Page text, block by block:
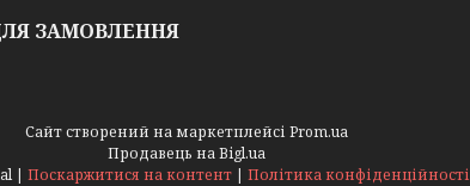
ЗАМОВЛЕННЯ
Сайт створений на маркетплейсі Prom.ua
Продавець на Bigl.ua
Acsuss Original | Поскаржитися на контент | Політика конфіденційності